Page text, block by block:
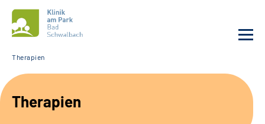
Unsere Klinik
Unsere Angebote
Therapien
Therapien